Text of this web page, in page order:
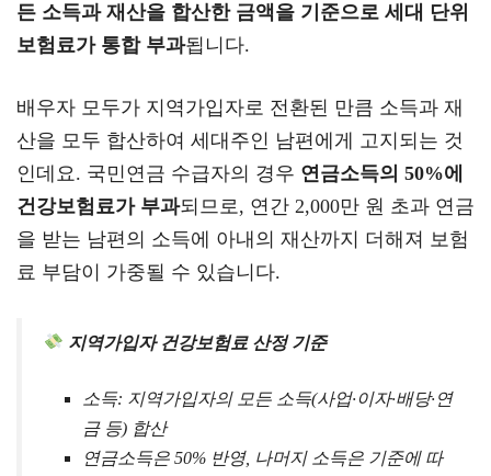
든 소득과 재산을 합산한 금액을 기준으로 세대 단위
보험료가 통합 부과됩니다.
배우자 모두가 지역가입자로 전환된 만큼 소득과 재
산을 모두 합산하여 세대주인 남편에게 고지되는 것
인데요. 국민연금 수급자의 경우 연금소득의 50%에
건강보험료가 부과되므로, 연간 2,000만 원 초과 연금
을 받는 남편의 소득에 아내의 재산까지 더해져 보험
료 부담이 가중될 수 있습니다.
지역가입자 건강보험료 산정 기준
소득: 지역가입자의 모든 소득(사업·이자·배당·연
금 등) 합산
연금소득은 50% 반영, 나머지 소득은 기준에 따